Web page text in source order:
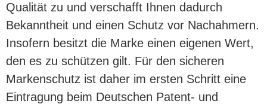
Qualität zu und verschafft Ihnen dadurch
Bekanntheit und einen Schutz vor Nachahmern.
Insofern besitzt die Marke einen eigenen Wert,
den es zu schützen gilt. Für den sicheren
Markenschutz ist daher im ersten Schritt eine
Eintragung beim Deutschen Patent- und